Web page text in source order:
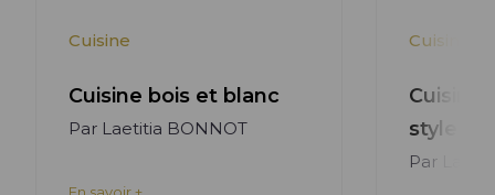
Lire l'article +
Cuisine
Cuisine bois et blanc
Par Laetitia BONNOT
Cuisine
Cuisine
style
Par